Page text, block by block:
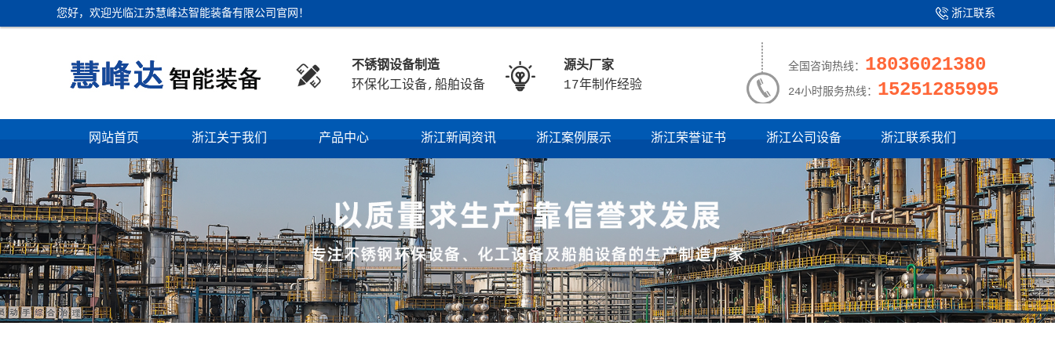
您好，欢迎光临江苏慧峰达智能装备有限公司官网！ 浙江联系

不锈钢设备制造
环保化工设备,船舶设备

源头厂家
17年制作经验
全国咨询热线： 18036021380
24小时服务热线： 15251285995
网站首页 浙江关于我们 产品中心 浙江新闻资讯 浙江案例展示 浙江荣誉证书 浙江公司设备 浙江联系我们